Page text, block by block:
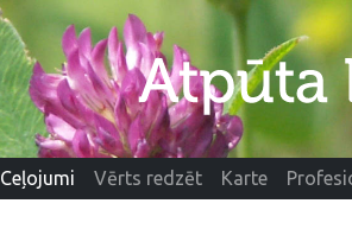
Ceļojumi Vērts redzēt Karte